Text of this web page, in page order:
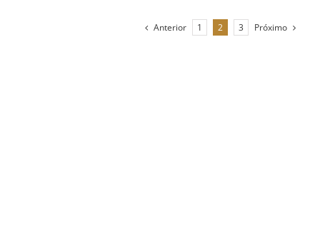
Anterior 1 2 3 Próximo